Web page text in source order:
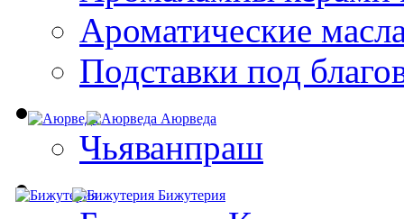
Ароматические
Подставки под
Аюрведа
Чьяванпраш
Бижутерия